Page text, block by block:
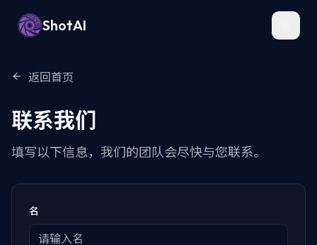
ShotAI
返回首页
联系我们
填写以下信息，我们的团队会尽快与您联系。
名